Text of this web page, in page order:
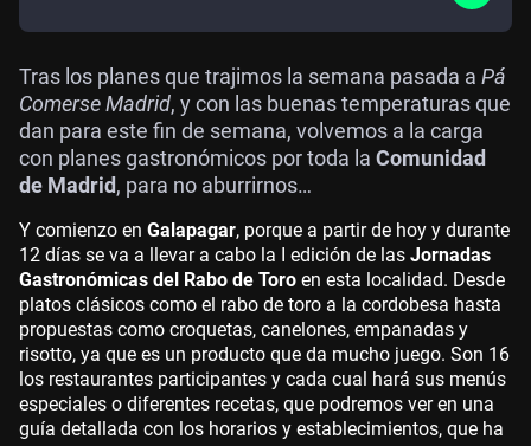
Tras los planes que trajimos la semana pasada a Pá
Comerse Madrid, y con las buenas temperaturas que
dan para este fin de semana, volvemos a la carga
con planes gastronómicos por toda la Comunidad
de Madrid, para no aburrirnos…
Y comienzo en Galapagar, porque a partir de hoy y durante
12 días se va a llevar a cabo la I edición de las Jornadas
Gastronómicas del Rabo de Toro en esta localidad. Desde
platos clásicos como el rabo de toro a la cordobesa hasta
propuestas como croquetas, canelones, empanadas y
risotto, ya que es un producto que da mucho juego. Son 16
los restaurantes participantes y cada cual hará sus menús
especiales o diferentes recetas, que podremos ver en una
guía detallada con los horarios y establecimientos, que ha